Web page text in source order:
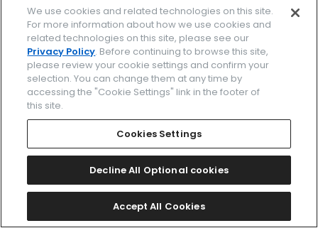
時計を探す
ストア/イベント
カタログ
MY CITIZEN シチズンオーナーズクラブ
We use cookies and related technologies on this site.
For more information about how we use cookies and
related technologies on this site, please see our
Privacy Policy. Before continuing to browse this site,
please review your cookie settings and confirm your
selection. You can change them at any time by
accessing the "Cookie Settings" link in the footer of
this site.
Cookies Settings
Decline All Optional cookies
Accept All Cookies